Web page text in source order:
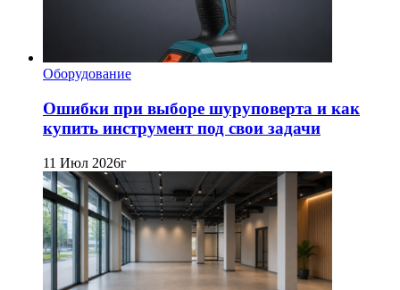
Оборудование
Ошибки при выборе шуруповерта и как
купить инструмент под свои задачи
11 Июл 2026г